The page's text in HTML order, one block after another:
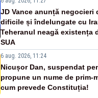
JD Vance anunță negocieri
dificile și îndelungate cu
Teheranul neagă existența
SUA
6 aug. 2026, 11:24
Nicușor Dan, suspendat
propune un nume de prim-
cum prevede Constituția!